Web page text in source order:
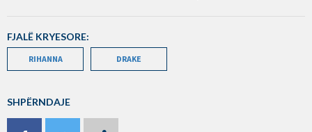
FJALË KRYESORE:
RIHANNA DRAKE
SHPËRNDAJE